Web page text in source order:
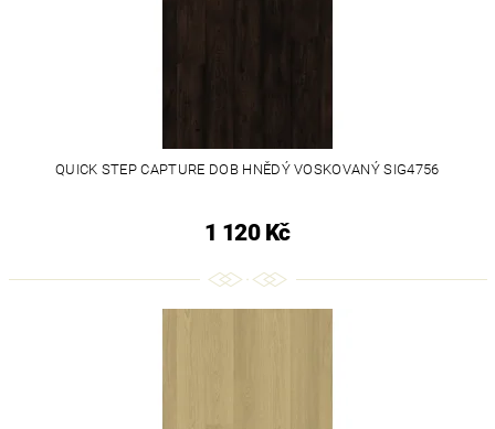
QUICK STEP CAPTURE DOB HNĚDÝ VOSKOVANÝ SIG4756
1 120 Kč